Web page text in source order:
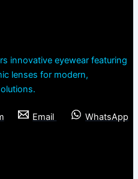
innovative eyewear featuring
lenses for modern,
Email WhatsApp